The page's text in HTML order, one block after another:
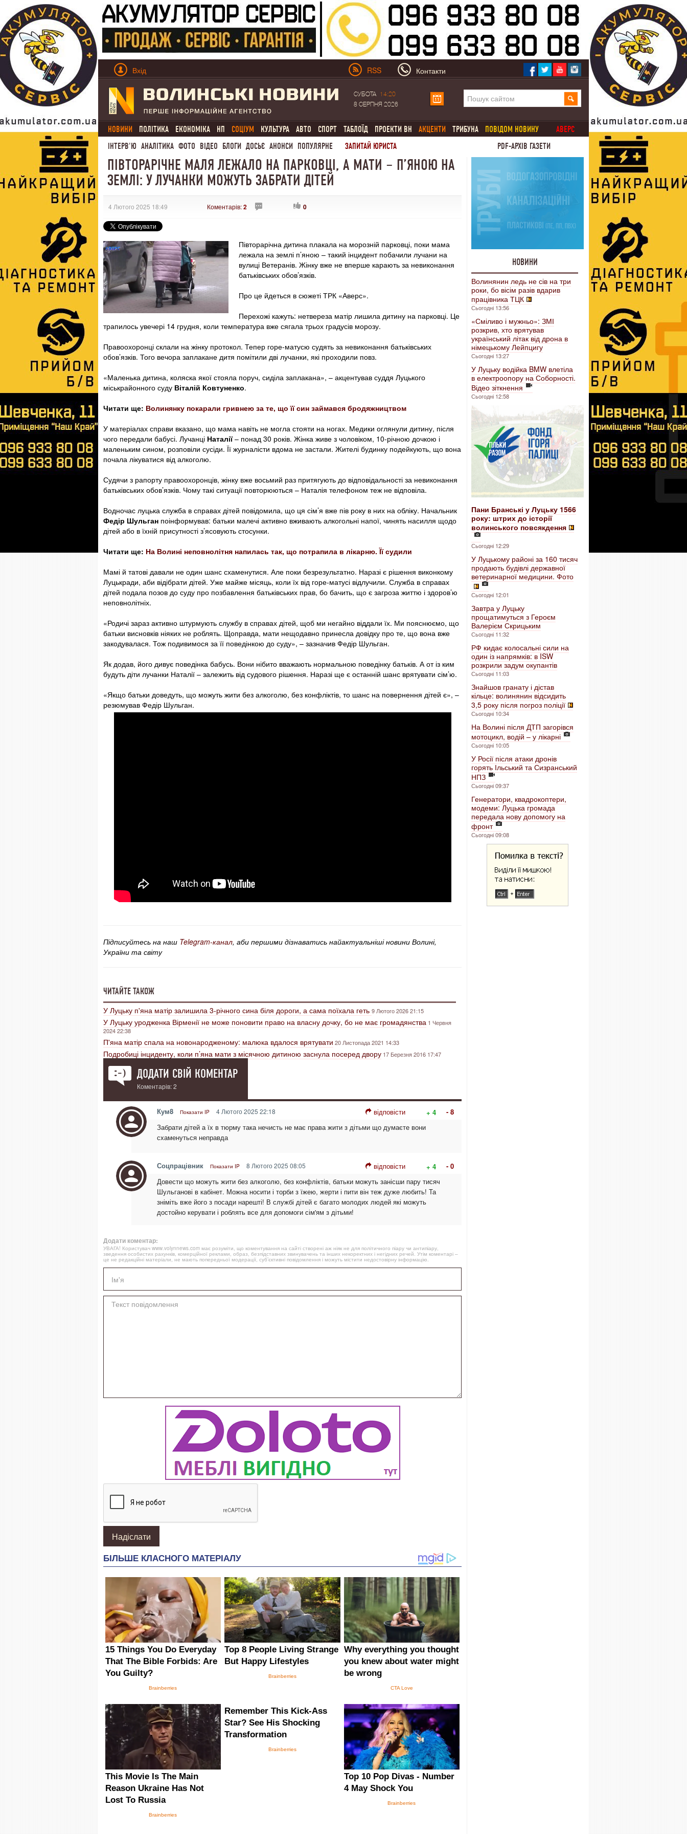
Вхід RSS Контакти
СУБОТА
14:20
8 СЕРПНЯ 2026
НОВИНИ ПОЛІТИКА ЕКОНОМІКА НП СОЦІУМ КУЛЬТУРА АВТО СПОРТ ТАБЛОЇД ПРОЕКТИ ВН АКЦЕНТИ ТРИБУНА ПОВІДОМ НОВИНУ
АВЕРС
ІНТЕРВ'Ю АНАЛІТИКА ФОТО ВІДЕО БЛОГИ ДОСЬЄ АНОНСИ ПОПУЛЯРНЕ ЗАПИТАЙ ЮРИСТА PDF-АРХІВ ГАЗЕТИ
ПІВТОРАРІЧНЕ МАЛЯ ЛЕЖАЛО НА ПАРКОВЦІ, А МАТИ – П’ЯНОЮ НА
ЗЕМЛІ: У ЛУЧАНКИ МОЖУТЬ ЗАБРАТИ ДІТЕЙ
4 Лютого 2025 18:49 Коментарів:2 0
Півторарічна дитина плакала на морозній парковці, поки мама
лежала на землі п’яною – такий інцидент побачили лучани на
вулиці Ветеранів. Жінку вже не вперше карають за невиконання
батьківських обов’язків.
Про це йдеться в сюжеті ТРК «Аверс».
Перехожі кажуть: нетвереза матір лишила дитину на парковці. Це
трапилось увечері 14 грудня, коли температура вже сягала трьох градусів морозу.
Правоохоронці склали на жінку протокол. Тепер горе-матусю судять за невиконання батьківських
обов’язків. Того вечора заплакане дитя помітили дві лучанки, які проходили повз.
«Маленька дитина, коляска якої стояла поруч, сиділа заплакана», – акцентував суддя Луцького
міськрайонного суду Віталій Ковтуненко.
Читати ще: Волинянку покарали гривнею за те, що її син займався бродяжництвом
У матеріалах справи вказано, що мама навіть не могла стояти на ногах. Медики оглянули дитину, після
чого передали бабусі. Лучанці Наталії– понад 30 років. Жінка живе з чоловіком, 10-річною дочкою і
маленьким сином, розповіли сусіди. Її журналісти вдома не застали. Жителі будинку подейкують, що вона
почала лікуватися від алкоголю.
Судячи з рапорту правоохоронців, жінку вже восьмий раз притягують до відповідальності за невиконання
батьківських обов’язків. Чому такі ситуації повторюються – Наталія телефоном теж не відповіла.
Водночас луцька служба в справах дітей повідомила, що ця сім’я вже пів року в них на обліку. Начальник
Федір Шульган поінформував: батьки малечі активно вживають алкогольні напої, чинять насилля щодо
дітей або в їхній присутності з’ясовують стосунки.
Читати ще: На Волині неповнолітня напилась так, що потрапила в лікарню. Її судили
Мамі й татові давали не один шанс схаменутися. Але поки безрезультатно. Наразі є рішення виконкому
Луцькради, аби відібрати дітей. Уже майже місяць, коли їх від горе-матусі відлучили. Служба в справах
дітей подала позов до суду про позбавлення батьківських прав, бо бачить, що є загроза життю і здоров’ю
неповнолітніх.
«Родичі зараз активно штурмують службу в справах дітей, щоб ми негайно віддали їх. Ми пояснюємо, що
батьки висновків ніяких не роблять. Щоправда, мати нещодавно принесла довідку про те, що вона вже
закодувалася. Тож подивимося за її поведінкою до суду», – зазначив Федір Шульган.
Як додав, його дивує поведінка бабусь. Вони нібито вважають нормальною поведінку батьків. А от із ким
будуть діти лучанки Наталії – залежить від судового рішення. Наразі ще є останній шанс врятувати сім’ю.
«Якщо батьки доведуть, що можуть жити без алкоголю, без конфліктів, то шанс на повернення дітей є», –
резюмував Федір Шульган.
Підписуйтесь на наш Telegram-канал, аби першими дізнаватись найактуальніші новини Волині,
України та світу
ЧИТАЙТЕ ТАКОЖ
У Луцьку п'яна матір залишила 3-річного сина біля дороги, а сама поїхала геть 9 Лютого 2026 21:15
У Луцьку уродженка Вірменії не може поновити право на власну дочку, бо не має громадянства 1 Червня
2024 22:38
П'яна матір спала на новонародженому: малюка вдалося врятувати 20 Листопада 2021 14:33
Подробиці інциденту, коли п’яна мати з місячною дитиною заснула посеред двору 17 Березня 2016 17:47
ДОДАТИ СВІЙ КОМЕНТАР
Коментарів: 2
Кум8 Показати IP 4 Лютого 2025 22:18 відповісти + 4
- 8
Забрати дітей а їх в тюрму така нечисть не має права жити з дітьми що думаєте вони
схаменуться неправда
Соцпрацівник Показати IP 8 Лютого 2025 08:05 відповісти + 4
- 0
Довести що можуть жити без алкоголю, без конфліктів, батьки можуть занісши пару тисяч
Шульганові в кабінет. Можна носити і торби з їжею, жерти і пити він теж дуже любить! Та
зніміть вже його з посади нарешті! В службі дітей є багато молодих людей які можуть
достойно керувати і роблять все для допомоги сім'ям з дітьми!
Додати коментар:
УВАГА! Користувач www.volynnews.com має розуміти, що коментування на сайті створені аж ніяк не для політичного піару чи антипіару,
зведення особистих рахунків, комерційної реклами, образ, безпідставних звинувачень та інших некоректних і негідних речей. Утім коментарі –
це не редакційні матеріали, не мають попередньої модерації, суб’єктивні повідомлення і можуть містити недостовірну інформацію.
НОВИНИ
Волинянин ледь не сів на три
роки, бо вісім разів вдарив
працівника ТЦК
Сьогодні 13:56
«Сміливо і мужньо»: ЗМІ
розкрив, хто врятував
український літак від дрона в
німецькому Лейпцигу
Сьогодні 13:27
У Луцьку водійка BMW влетіла
в електроопору на Соборності.
Відео зіткнення
Сьогодні 12:58
Пани Бранські у Луцьку 1566
року: штрих до історії
волинського повсякдення
Сьогодні 12:29
У Луцькому районі за 160 тисяч
продають будівлі державної
ветеринарної медицини. Фото
Сьогодні 12:01
Завтра у Луцьку
прощатимуться з Героєм
Валерієм Скрицьким
Сьогодні 11:32
РФ кидає колосальні сили на
один із напрямків: в ISW
розкрили задум окупантів
Сьогодні 11:03
Знайшов гранату і дістав
кільце: волинянин відсидить
3,5 року після погроз поліції
Сьогодні 10:34
На Волині після ДТП загорівся
мотоцикл, водій – у лікарні
Сьогодні 10:05
У Росії після атаки дронів
горять Ільський та Сизранський
НПЗ
Сьогодні 09:37
Генератори, квадрокоптери,
модеми: Луцька громада
передала нову допомогу на
фронт
Сьогодні 09:08